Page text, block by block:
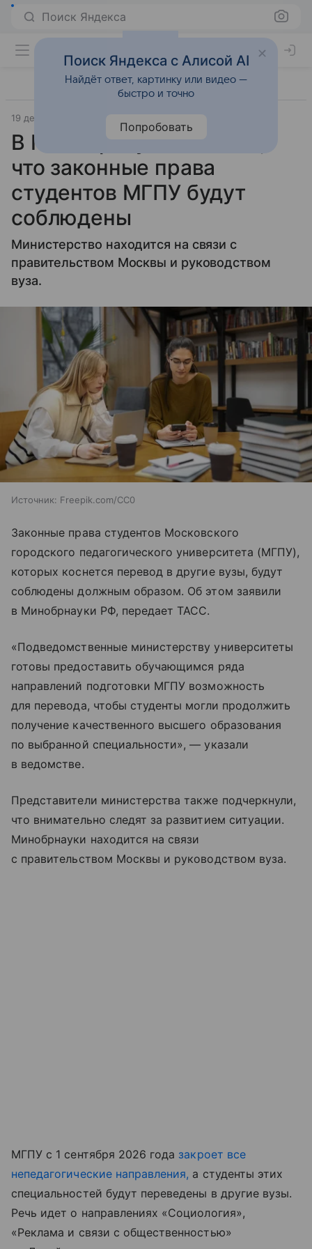
Поиск Яндекса
19 декабря 2025
В Минобрнауки заявили,
что законные права
студентов МГПУ будут
соблюдены
Министерство находится на связи с
правительством Москвы и руководством
вуза.
Источник: Freepik.com/CC0
Законные права студентов Московского
городского педагогического университета (МГПУ),
которых коснется перевод в другие вузы, будут
соблюдены должным образом. Об этом заявили
в Минобрнауки РФ, передает ТАСС.
«Подведомственные министерству университеты
готовы предоставить обучающимся ряда
направлений подготовки МГПУ возможность
для перевода, чтобы студенты могли продолжить
получение качественного высшего образования
по выбранной специальности», — указали
в ведомстве.
Представители министерства также подчеркнули,
что внимательно следят за развитием ситуации.
Минобрнауки находится на связи
с правительством Москвы и руководством вуза.
МГПУ с 1 сентября 2026 года закроет все
непедагогические направления, а студенты этих
специальностей будут переведены в другие вузы.
Речь идет о направлениях «Социология»,
«Реклама и связи с общественностью»
Поиск Яндекса с Алисой AI
Найдёт ответ, картинку или видео —
быстро и точно
Попробовать